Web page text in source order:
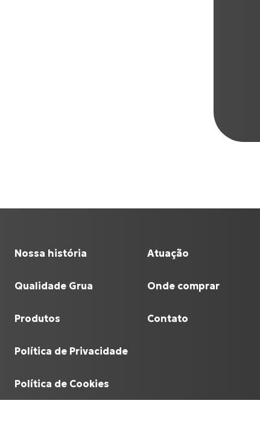
Nossa história
Qualidade Grua
Produtos
Política de Privacidade
Política de Cookies
Atuação
Onde comprar
Contato